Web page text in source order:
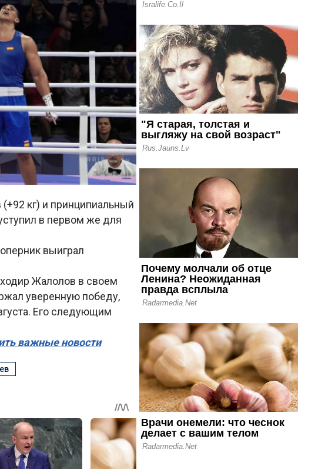
кг) и принципиальный
в первом же для
выиграл
Жалолов в своем
уверенную победу,
Его следующим
важные новости